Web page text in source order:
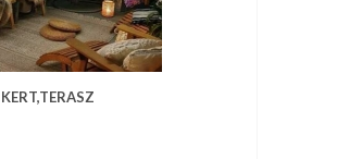
KERT,TERASZ